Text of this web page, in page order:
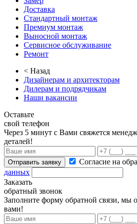
Доставка
Стандартный монтаж
Премиум монтаж
Выносной монтаж
Сервисное обслуживание
Ремонт
< Назад
Дизайнерам и архитекторам
Дилерам и подрядчикам
Наши вакансии
Оставьте
свой телефон
Через 5 минут с Вами свяжется
деталей!
Отправить заявку Согласие на
данных
Заказать
обратный звонок
Заполните форму обратной связи, мы
вами!